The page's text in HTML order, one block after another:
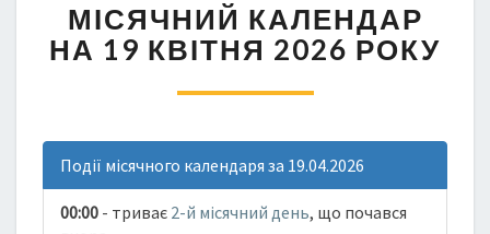
МІСЯЧНИЙ КАЛЕНДАР
НА 19 КВІТНЯ 2026 РОКУ
Події місячного календаря за 19.04.2026
00:00 - триває 2-й місячний день, що почався